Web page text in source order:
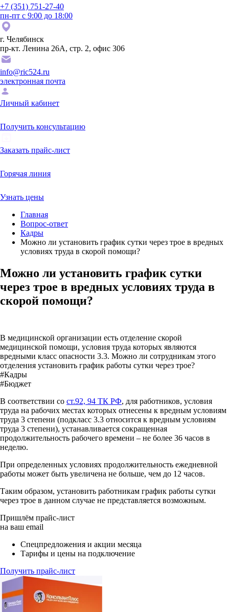
+7 (351) 751-27-40
пн-пт с 9:00 до 18:00
г. Челябинск
пр-кт. Ленина 26А, стр. 2, офис 306
info@ric524.ru
электронная почта
Личный кабинет
Получить консультацию
Заказать прайс-лист
Горячая линия
Узнать цены
Главная
Вопрос-ответ
Кадры
Можно ли установить график сутки через трое в вредных
условиях труда в скорой помощи?
Можно ли установить график сутки
через трое в вредных условиях труда в
скорой помощи?
В медицинской организации есть отделение скорой
медицинской помощи, условия труда которых являются
вредными класс опасности 3.3. Можно ли сотрудникам этого
отделения установить график работы сутки через трое?
#Кадры
#Бюджет
В соответствии со ст.92, 94 ТК РФ, для работников, условия
труда на рабочих местах которых отнесены к вредным условиям
труда 3 степени (подкласс 3.3 относится к вредным условиям
труда 3 степени), устанавливается сокращенная
продолжительность рабочего времени – не более 36 часов в
неделю.
При определенных условиях продолжительность ежедневной
работы может быть увеличена не больше, чем до 12 часов.
Таким образом, установить работникам график работы сутки
через трое в данном случае не представляется возможным.
Пришлём прайс-лист
на ваш email
Спецпредложения и акции месяца
Тарифы и цены на подключение
Получить прайс-лист